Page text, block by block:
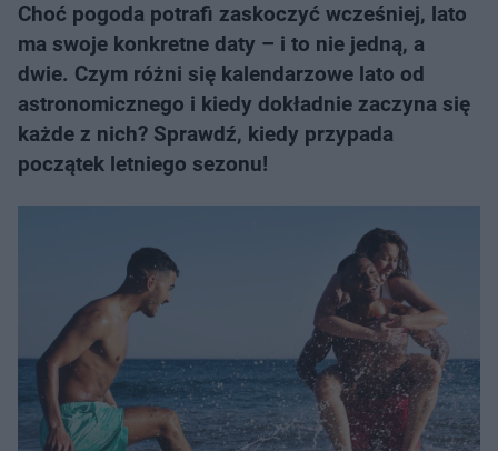
Choć pogoda potrafi zaskoczyć wcześniej, lato
ma swoje konkretne daty – i to nie jedną, a
dwie. Czym różni się kalendarzowe lato od
astronomicznego i kiedy dokładnie zaczyna się
każde z nich? Sprawdź, kiedy przypada
początek letniego sezonu!